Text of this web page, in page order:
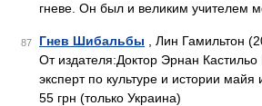
гневе. Он был и великим учителем
87 Гнев Шибальбы , Лин Гамильтон
От издателя:Доктор Эрнан
эксперт по культуре и истории
55 грн (только Украина)